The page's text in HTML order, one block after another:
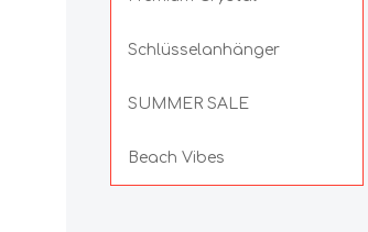
Schlüsselanhänger
SUMMER SALE
Beach Vibes